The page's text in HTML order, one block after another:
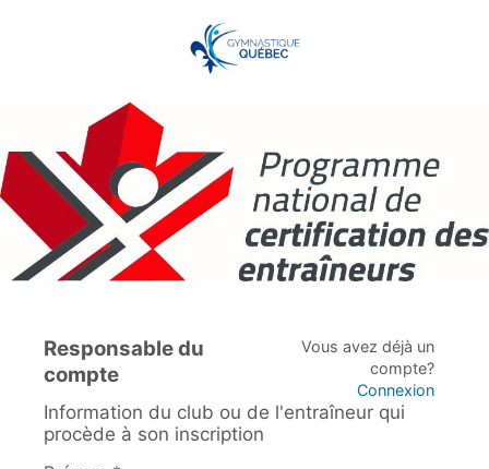
Responsable du
compte
Vous avez déjà un
compte?
Connexion
Information du club ou de l'entraîneur qui
procède à son inscription